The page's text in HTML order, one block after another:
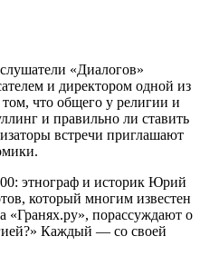
«Диалогов»
и директором одной из
что общего у религии и
и правильно ли ставить
встречи приглашают
этнограф и историк Юрий
который многим известен
«Гранях.ру», порассуждают о
Каждый — со своей